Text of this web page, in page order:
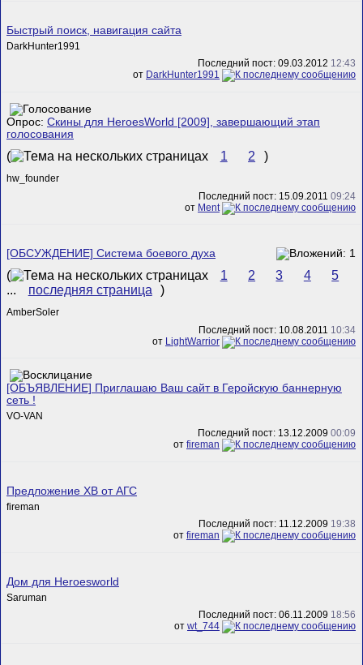
Быстрый поиск, навигация сайта
DarkHunter1991
Последний пост: 09.03.2012 12:43
от DarkHunter1991
Опрос: Скины для HeroesWorld [2009], завершающий этап
голосования
( 1 2 )
hw_founder
Последний пост: 15.09.2011 09:24
от Ment
[ОБСУЖДЕНИЕ] Система боевого духа
( 1 2 3 4
5
...
последняя страница )
AmberSoler
Последний пост: 10.08.2011 10:34
от LightWarrior
[ОБЪЯВЛЕНИЕ] Приглашаю Ваш сайт в Геройскую баннерную
сеть !
VO-VAN
Последний пост: 13.12.2009 00:09
от fireman
Предложение ХВ от АГС
fireman
Последний пост: 11.12.2009 19:38
от fireman
Дом для Heroesworld
Saruman
Последний пост: 06.11.2009 18:56
от wt_744